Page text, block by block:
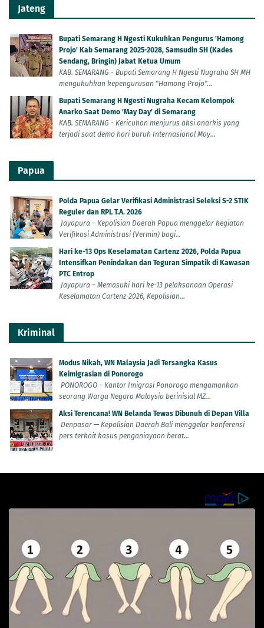
Jateng
Bupati Semarang H Ngesti Kukuhkan Pengurus 'Hamong
Projo' Kab Semarang 2025-2028, Samsudin SH (Kades
Sendang, Bringin) Jabat Ketua Umum
KAB. SEMARANG - Bupati Semarang H Ngesti Nugraha SH MH
mengukuhkan kepengurusan "Hamong Projo"...
Bupati Semarang H Ngesti Nugraha Kecam Kelompok
Anarko Saat Demo 'May Day' di Semarang
KAB. SEMARANG - Kericuhan menjurus aksi anarkis yang
terjadi saat demo hari buruh Internasional May...
Papua
Polda Papua Gelar Verifikasi Administrasi Seleksi S-2 STIK
Reguler dan RPL T.A. 2026
Jayapura – Kepolisian Daerah Papua menggelar kegiatan
Verifikasi Administrasi (Vermin) bagi...
Hari ke-13 Ops Keselamatan Cartenz 2026, Polda Papua
Intensifkan Penindakan dan Teguran Simpatik di Kawasan
PTC Entrop
Jayapura – Memasuki hari ke-13 pelaksanaan Operasi
Keselamatan Cartenz-2026, Kepolisian...
Kriminal
Modus Nikah, WN Malaysia Jadi Tersangka Kasus
Keimigrasian di Ponorogo
PONOROGO – Kantor Imigrasi Ponorogo mengamankan
seorang Warga Negara Malaysia berinisial MZ...
Aksi Terencana! WN Belanda Tewas Dibunuh di Depan Villa
Denpasar — Kepolisian Daerah Bali menggelar konferensi
pers terkait kasus penganiayaan berat...